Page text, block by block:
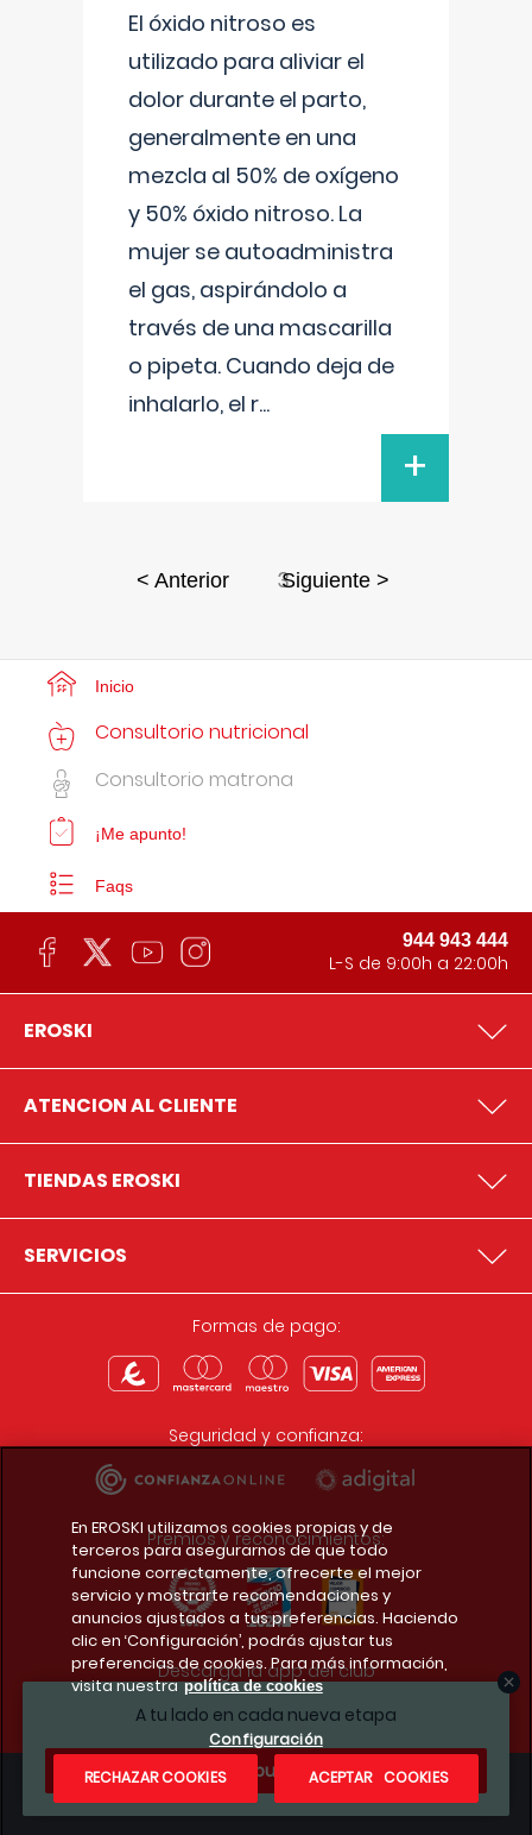
El óxido nitroso es
utilizado para aliviar el
dolor durante el parto,
generalmente en una
mezcla al 50% de oxígeno
y 50% óxido nitroso. La
mujer se autoadministra
el gas, aspirándolo a
través de una mascarilla
o pipeta. Cuando deja de
inhalarlo, el r...
+
< Anterior 3Siguiente >
A tu lado en cada nueva etapa
¿Te apuntas?
Inicio
Consultorio nutricional
Consultorio matrona
¡Me apunto!
Faqs
944 943 444
L-S de 9:00h a 22:00h
EROSKI
ATENCION AL CLIENTE
TIENDAS EROSKI
SERVICIOS
Formas de pago:
Seguridad y confianza:
Premios y reconocimientos:
Descarga la app del club
Condiciones legales
En EROSKI utilizamos cookies propias y de
terceros para asegurarnos de que todo
funcione correctamente, ofrecerte el mejor
servicio y mostrarte recomendaciones y
anuncios ajustados a tus preferencias. Haciendo
clic en ‘Configuración’, podrás ajustar tus
preferencias de cookies. Para más información,
visita nuestra política de cookies
Configuración
RECHAZAR COOKIES
ACEPTAR COOKIES